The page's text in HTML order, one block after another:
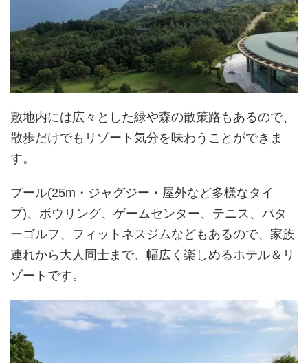
敷地内には広々とした緑や森の散策路もあるので、
散歩だけでもリゾート気分を味わうことができま
す。
プール(25m・ジャグジー・屋外など多様なタイ
プ)、ボウリング、ゲームセンター、テニス、パタ
ーゴルフ、フィットネスジムなどもあるので、家族
連れから大人同士まで、幅広く楽しめるホテル＆リ
ゾートです。